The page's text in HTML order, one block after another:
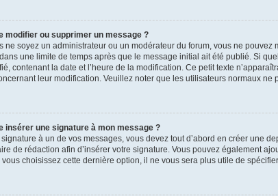
modifier ou supprimer un message ?
ne soyez un administrateur ou un modérateur du forum, vous ne
une limite de temps après que le message initial ait été publié. Si
contenant la date et l’heure de la modification. Ce petit texte
leur modification. Veuillez noter que les utilisateurs normaux
insérer une signature à mon message ?
à un de vos messages, vous devez tout d’abord en créer une
de rédaction afin d’insérer votre signature. Vous pouvez également
vous choisissez cette dernière option, il ne vous sera plus utile de